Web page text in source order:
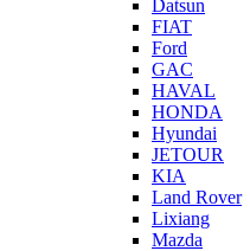
Datsun
FIAT
Ford
GAC
HAVAL
HONDA
Hyundai
JETOUR
KIA
Land Rover
Lixiang
Mazda